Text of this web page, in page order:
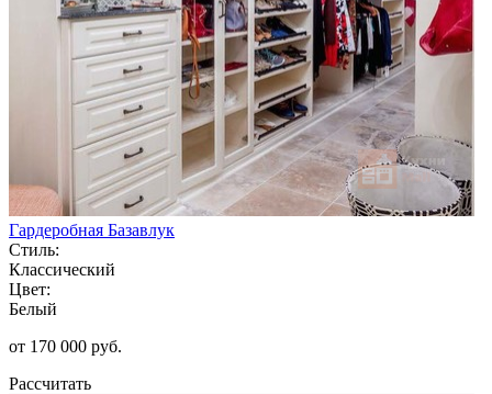
Гардеробная Базавлук
Стиль:
Классический
Цвет:
Белый
от 170 000 руб.
Рассчитать